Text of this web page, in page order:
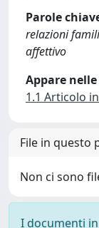
Parole
relazioni
affettivo
Appare
1.1 Articolo
File in questo
Non ci sono
I documenti